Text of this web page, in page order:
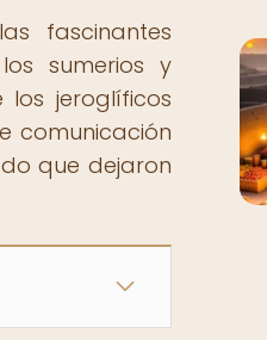
fascinantes
sumerios y
jeroglíficos
comunicación
que dejaron